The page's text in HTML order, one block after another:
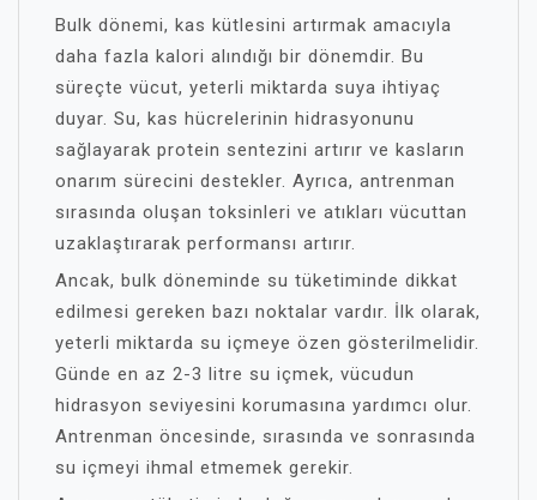
Bulk dönemi, kas kütlesini artırmak amacıyla
daha fazla kalori alındığı bir dönemdir. Bu
süreçte vücut, yeterli miktarda suya ihtiyaç
duyar. Su, kas hücrelerinin hidrasyonunu
sağlayarak protein sentezini artırır ve kasların
onarım sürecini destekler. Ayrıca, antrenman
sırasında oluşan toksinleri ve atıkları vücuttan
uzaklaştırarak performansı artırır.
Ancak, bulk döneminde su tüketiminde dikkat
edilmesi gereken bazı noktalar vardır. İlk olarak,
yeterli miktarda su içmeye özen gösterilmelidir.
Günde en az 2-3 litre su içmek, vücudun
hidrasyon seviyesini korumasına yardımcı olur.
Antrenman öncesinde, sırasında ve sonrasında
su içmeyi ihmal etmemek gerekir.